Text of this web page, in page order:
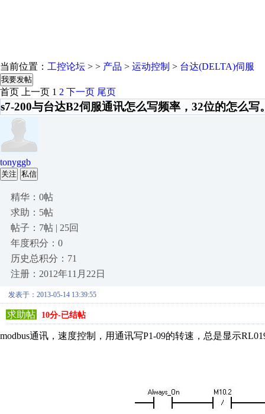
当前位置： 工控论坛 > > 产品 > 运动控制 > 台达(DELTA)伺服
我要发帖
首页 上一页 1 2 下一页 尾页
s7-200与台达B2伺服通讯怎么写频率，32位的怎么写
tonyggb
关注 私信
精华：0帖
求助：5帖
帖子：7帖 | 25回
年度积分：0
历史总积分：71
注册：2012年11月22日
发表于：2013-05-14 13:39:55
求助帖 10分-已结帖
modbus通讯，速度控制，用通讯写P1-09的转速，总是显示